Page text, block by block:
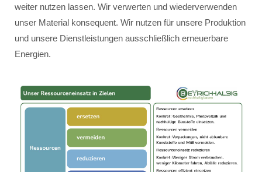
weiter nutzen lassen. Wir verwerten und wiederverwenden
unser Material konsequent. Wir nutzen für unsere Produktion
und unsere Dienstleistungen ausschließlich erneuerbare
Energien.